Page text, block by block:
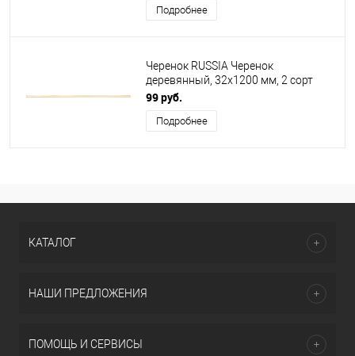
Подробнее
Черенок RUSSIA Черенок
деревянный, 32х1200 мм, 2 сорт
68408
99 руб.
Подробнее
КАТАЛОГ
НАШИ ПРЕДЛОЖЕНИЯ
ПОМОЩЬ И СЕРВИСЫ